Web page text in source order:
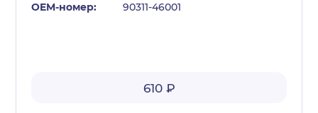
90311-46001
610 ₽